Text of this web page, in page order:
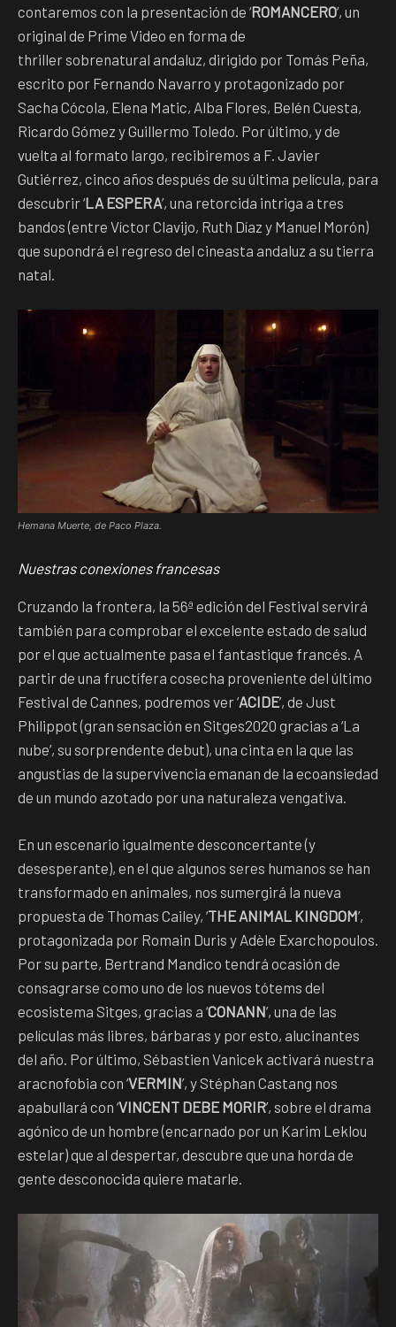
contaremos con la presentación de ‘ROMANCERO’, un
original de Prime Video en forma de
thriller sobrenatural andaluz, dirigido por Tomás Peña,
escrito por Fernando Navarro y protagonizado por
Sacha Cócola, Elena Matic, Alba Flores, Belén Cuesta,
Ricardo Gómez y Guillermo Toledo. Por último, y de
vuelta al formato largo, recibiremos a F. Javier
Gutiérrez, cinco años después de su última película, para
descubrir ‘LA ESPERA’, una retorcida intriga a tres
bandos (entre Víctor Clavijo, Ruth Díaz y Manuel Morón)
que supondrá el regreso del cineasta andaluz a su tierra
natal.
Hemana Muerte, de Paco Plaza.
Nuestras conexiones francesas
Cruzando la frontera, la 56ª edición del Festival servirá
también para comprobar el excelente estado de salud
por el que actualmente pasa el fantastique francés. A
partir de una fructífera cosecha proveniente del último
Festival de Cannes, podremos ver ‘ACIDE’, de Just
Philippot (gran sensación en Sitges2020 gracias a ‘La
nube’, su sorprendente debut), una cinta en la que las
angustias de la supervivencia emanan de la ecoansiedad
de un mundo azotado por una naturaleza vengativa.
En un escenario igualmente desconcertante (y
desesperante), en el que algunos seres humanos se han
transformado en animales, nos sumergirá la nueva
propuesta de Thomas Cailey, ‘THE ANIMAL KINGDOM’,
protagonizada por Romain Duris y Adèle Exarchopoulos.
Por su parte, Bertrand Mandico tendrá ocasión de
consagrarse como uno de los nuevos tótems del
ecosistema Sitges, gracias a ‘CONANN’, una de las
películas más libres, bárbaras y por esto, alucinantes
del año. Por último, Sébastien Vanicek activará nuestra
aracnofobia con ‘VERMIN’, y Stéphan Castang nos
apabullará con ‘VINCENT DEBE MORIR’, sobre el drama
agónico de un hombre (encarnado por un Karim Leklou
estelar) que al despertar, descubre que una horda de
gente desconocida quiere matarle.